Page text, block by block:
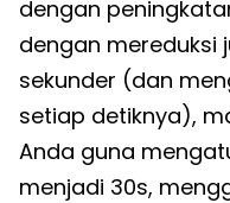
dengan
dengan mereduksi
sekunder (dan
setiap detiknya),
Anda guna
menjadi 30s,